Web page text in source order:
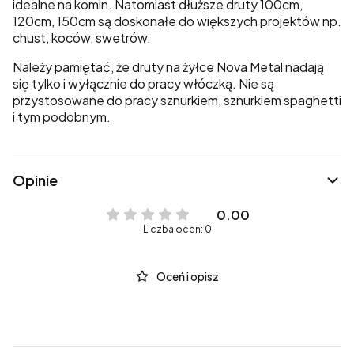
idealne na komin. Natomiast dłuższe druty 100cm,
120cm, 150cm są doskonałe do większych projektów np.
chust, koców, swetrów.
Należy pamiętać, że druty na żyłce Nova Metal nadają
się tylko i wyłącznie do pracy włóczką. Nie są
przystosowane do pracy sznurkiem, sznurkiem spaghetti
i tym podobnym.
Opinie
0.00
Liczba ocen: 0
Oceń i opisz